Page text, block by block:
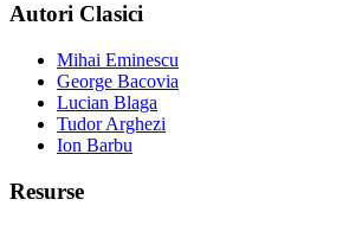
Autori Clasici
Mihai Eminescu
George Bacovia
Lucian Blaga
Tudor Arghezi
Ion Barbu
Resurse